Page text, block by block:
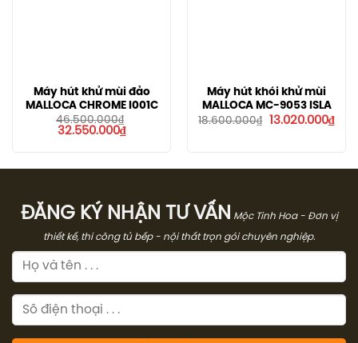
Máy hút khử mùi đảo
MALLOCA CHROME I001C
46.500.000₫
Giá
32.550.000₫Giá
32.550.000₫.
Máy hút khói khử mùi
MALLOCA MC-9053 ISLA
18.600.000₫
Giá
13.020.000₫Giá
ĐĂNG KÝ NHẬN TƯ VẤN
Mộc Tinh Hoa - Đơn vị
thiết kế, thi công tủ bếp - nội thất trọn gói chuyên nghiệp.